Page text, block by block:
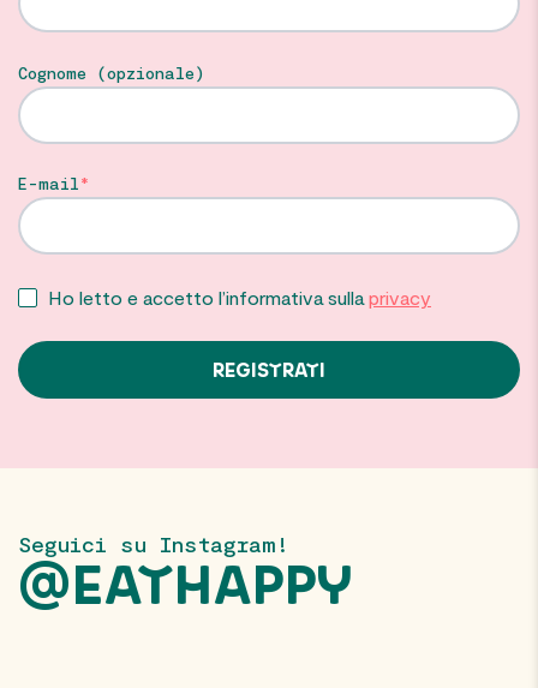
Cognome (opzionale)
E-mail
Ho letto e accetto l’informativa sulla privacy
Seguici su Instagram!
@EATHAPPY